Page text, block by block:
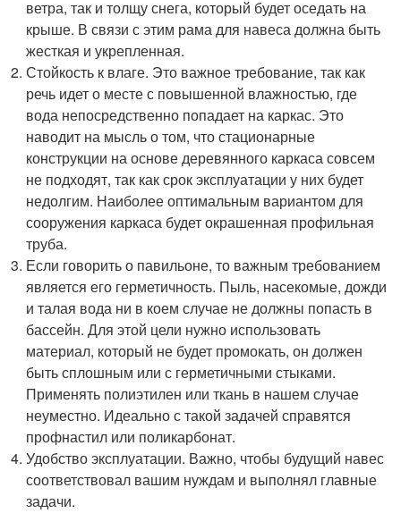
ветра, так и толщу снега, который будет оседать на
крыше. В связи с этим рама для навеса должна быть
жесткая и укрепленная.
Стойкость к влаге. Это важное требование, так как
речь идет о месте с повышенной влажностью, где
вода непосредственно попадает на каркас. Это
наводит на мысль о том, что стационарные
конструкции на основе деревянного каркаса совсем
не подходят, так как срок эксплуатации у них будет
недолгим. Наиболее оптимальным вариантом для
сооружения каркаса будет окрашенная профильная
труба.
Если говорить о павильоне, то важным требованием
является его герметичность. Пыль, насекомые, дожди
и талая вода ни в коем случае не должны попасть в
бассейн. Для этой цели нужно использовать
материал, который не будет промокать, он должен
быть сплошным или с герметичными стыками.
Применять полиэтилен или ткань в нашем случае
неуместно. Идеально с такой задачей справятся
профнастил или поликарбонат.
Удобство эксплуатации. Важно, чтобы будущий навес
соответствовал вашим нуждам и выполнял главные
задачи.